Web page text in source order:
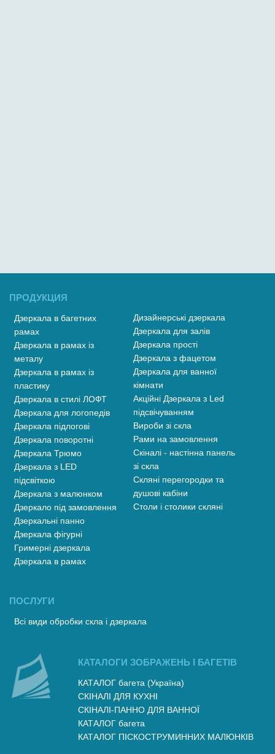
ПРОДУКЦИЯ
Дзеркала в багетних
рамах
Дзеркала в рамах із
металу
Дзеркала в рамах із
пластику
Дзеркала в стилі ЛОФТ
Дзеркала для логопедів
Дзеркала підлогові
Дзеркала поворотні
Дзеркала Трюмо
Дзеркала з LED
підсвіткою
Дзеркала з малюнком
Дзеркало під замовлення
Дзеркальні панно
Дзеркала фігурні
Гримерні дзеркала
Дзеркала в рамах
Дизайнерські дзеркала
Дзеркала для залів
Дзеркала прості
Дзеркала з фацетом
Дзеркала для ванної
кімнати
Акційні Дзеркала з Led
підсвічуванням
Вироби зі скла
Рами на замовлення
Скіналі - настінна панель
зі скла
Скляні перегородки та
душові кабіни
Столи і столики скляні
ПОСЛУГИ
Всі види обробки скла і дзеркала
КАТАЛОГИ ЗОБРАЖЕНЬ І БАГЕТІВ
КАТАЛОГ багета (Україна)
СКІНАЛІ ДЛЯ КУХНІ
СКІНАЛІ-ПАННО ДЛЯ ВАННОЇ
КАТАЛОГ багета
КАТАЛОГ ПІСКОСТРУМИННИХ МАЛЮНКІВ